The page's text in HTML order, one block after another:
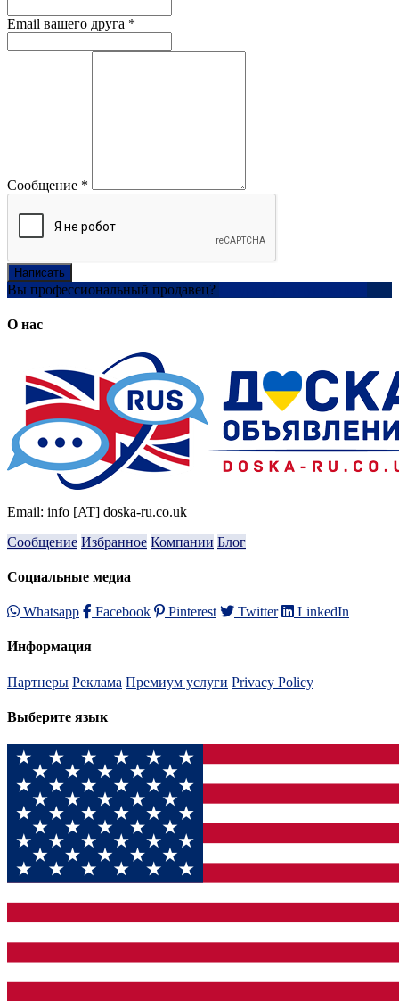
Email вашего друга *
Сообщение *
Написать
Вы профессиональный продавец?
О нас
Email: info [AT] doska-ru.co.uk
Сообщение Избранное Компании Блог
Социальные медиа
Whatsapp Facebook Pinterest Twitter LinkedIn
Информация
Партнеры Реклама Премиум услуги Privacy Policy
Выберите язык